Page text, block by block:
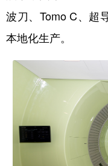
波刀、Tomo C、超
本地化生产。